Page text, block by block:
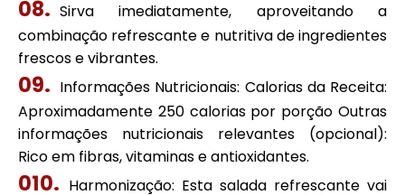
Sirva imediatamente, aproveitando a
combinação refrescante e nutritiva de ingredientes
frescos e vibrantes.
Informações Nutricionais: Calorias da Receita:
Aproximadamente 250 calorias por porção Outras
informações nutricionais relevantes (opcional):
Rico em fibras, vitaminas e antioxidantes.
Harmonização: Esta salada refrescante vai